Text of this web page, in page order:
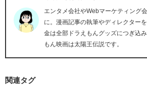
エンタメ会社やWebマーケティング
に。漫画記事の執筆やディレクター
金は全部ドラえもんグッズにつぎ込
もん映画は太陽王伝説です。
関連タグ